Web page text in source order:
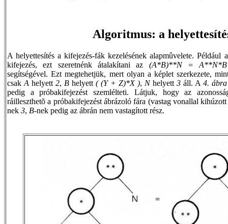
Algoritmus: a
A helyettesítés a kifejezés-fák kezelésének alapmûvelete. Például
kifejezés, ezt szeretnénk átalakítani az (A*B)**N =
segítségével. Ezt megtehetjük, mert olyan a képlet szerkezete,
csak A helyett 2, B helyett ( (Y + Z)*X ), Nhelyett 3 áll. A 4. ábra
pedig a próbakifejezést szemlélteti. Látjuk, hogy az
ráilleszthetõ a próbakifejezést ábrázoló fára (vastag vonallal
nek 3, B-nek pedig az ábrán nem vastagított rész.